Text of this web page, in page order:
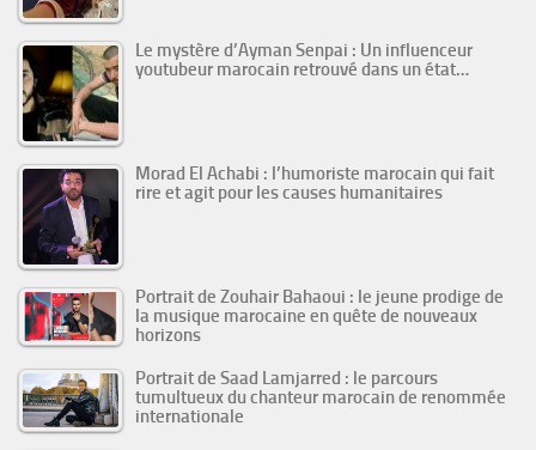
Le mystère d’Ayman Senpai : Un influenceur
youtubeur marocain retrouvé dans un état…
Morad El Achabi : l’humoriste marocain qui fait
rire et agit pour les causes humanitaires
Portrait de Zouhair Bahaoui : le jeune prodige de
la musique marocaine en quête de nouveaux
horizons
Portrait de Saad Lamjarred : le parcours
tumultueux du chanteur marocain de renommée
internationale